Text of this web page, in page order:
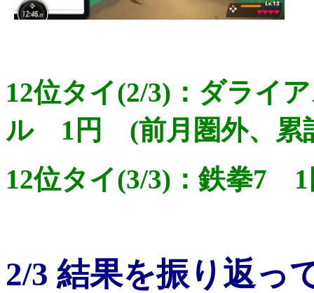
12位タイ(2/3)：ダライ
ル 1円 (前月圏外、累
12位タイ(3/3)：鉄拳7
2/3 結果を振り返